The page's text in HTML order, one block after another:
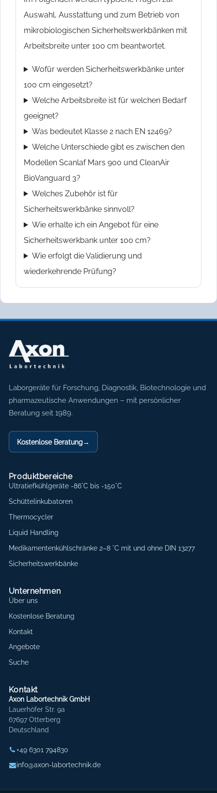
Auswahl, Ausstattung und zum Betrieb von
mikrobiologischen Sicherheitswerkbänken mit
Arbeitsbreite unter 100 cm beantwortet.
Wofür werden Sicherheitswerkbänke unter
100 cm eingesetzt?
Welche Arbeitsbreite ist für welchen Bedarf
geeignet?
Was bedeutet Klasse 2 nach EN 12469?
Welche Unterschiede gibt es zwischen den
Modellen Scanlaf Mars 900 und CleanAir
BioVanguard 3?
Welches Zubehör ist für
Sicherheitswerkbänke sinnvoll?
Wie erhalte ich ein Angebot für eine
Sicherheitswerkbank unter 100 cm?
Wie erfolgt die Validierung und
wiederkehrende Prüfung?
Axon Labortechnik
Laborgeräte für Forschung, Diagnostik, Biotechnologie und
pharmazeutische Anwendungen – mit persönlicher
Beratung seit 1989.
Kostenlose Beratung→
Produktbereiche
Ultratiefkühlgeräte -86°C bis -150°C
Schüttelinkubatoren
Thermocycler
Liquid Handling
Medikamentenkühlschränke 2–8 °C mit und ohne DIN 13277
Sicherheitswerkbänke
Unternehmen
Über uns
Kostenlose Beratung
Kontakt
Angebote
Suche
Kontakt
Axon Labortechnik GmbH
Lauerhöfer Str. 9a
67697 Otterberg
Deutschland
+49 6301 794830
info@axon-labortechnik.de